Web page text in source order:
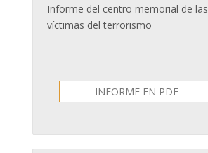
Informe del centro memorial de las
víctimas del terrorismo
INFORME EN PDF